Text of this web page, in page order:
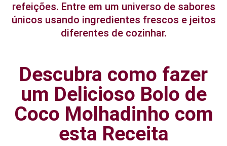
refeições. Entre em um universo de sabores
únicos usando ingredientes frescos e jeitos
diferentes de cozinhar.
Descubra como fazer
um Delicioso Bolo de
Coco Molhadinho com
esta Receita